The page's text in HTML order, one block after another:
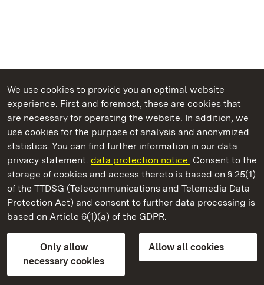
We use cookies to provide you an optimal website
experience. First and foremost, these are cookies that
are necessary for operating the website. In addition, we
use cookies for the purpose of analysis and anonymized
statistics. You can find further information in our data
privacy statement. data protection notice. Consent to the
storage of cookies and access thereto is based on § 25(1)
of the TTDSG (Telecommunications and Telemedia Data
Protection Act) and consent to further data processing is
based on Article 6(1)(a) of the GDPR.
Only allow
necessary cookies
Allow all cookies
State Palaces and Gardens of Baden-Wuerttemberg
Salem Monastery and Palace
State Palaces and Gardens of Baden-Wuerttemberg
Contact usFAQMasthead
Declaration on barrier-free access